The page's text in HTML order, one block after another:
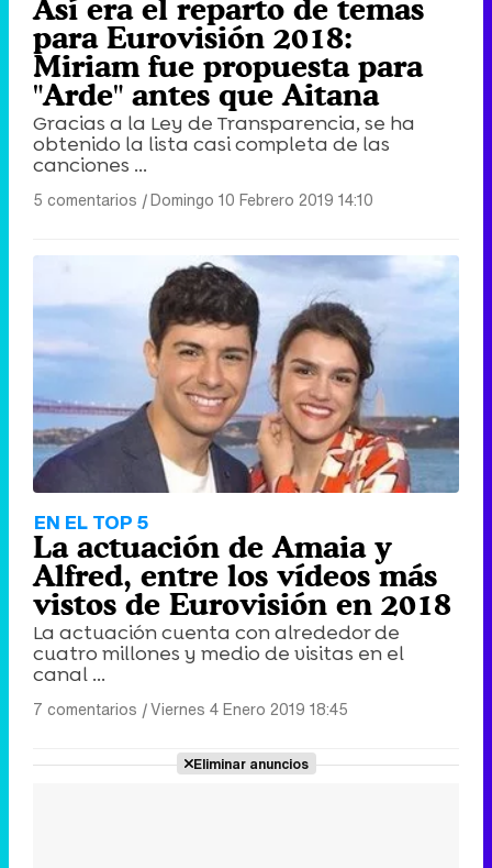
Así era el reparto de temas
para Eurovisión 2018:
Miriam fue propuesta para
"Arde" antes que Aitana
Gracias a la Ley de Transparencia, se ha
obtenido la lista casi completa de las
canciones ...
5 comentarios |Domingo 10 Febrero 2019 14:10
EN EL TOP 5
La actuación de Amaia y
Alfred, entre los vídeos más
vistos de Eurovisión en 2018
La actuación cuenta con alrededor de
cuatro millones y medio de visitas en el
canal ...
7 comentarios |Viernes 4 Enero 2019 18:45
Eliminar anuncios